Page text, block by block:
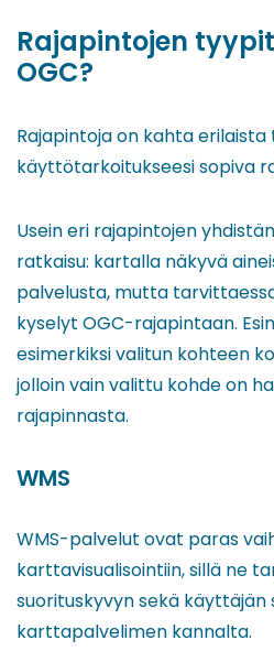
Rajapintojen
OGC?
Rajapintoja on kahta
käyttötarkoitukseesi sopiva
Usein eri rajapintojen
ratkaisu: kartalla näkyvä
palvelusta, mutta
kyselyt OGC-rajapintaan.
esimerkiksi valitun kohteen
jolloin vain valittu kohde on
rajapinnasta.
WMS
WMS-palvelut ovat paras
karttavisualisointiin, sillä ne
suorituskyvyn sekä
karttapalvelimen kannalta.